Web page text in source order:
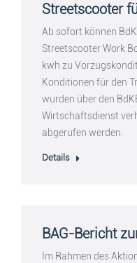
Streetscooter
Ab sofort können
Streetscooter Work
kwh zu
Konditionen für den
wurden über den
Wirtschaftsdienst
abgerufen werden.
Details
BAG-Bericht
Im Rahmen des